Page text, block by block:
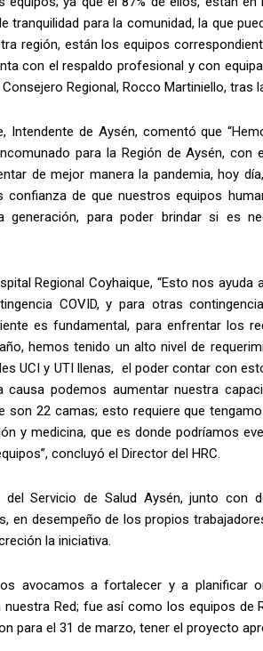
tranquilidad para la comunidad, la que
región, están los equipos
con el respaldo profesional y con
Regional, Rocco Martiniello, tras
Intendente de Aysén, comentó que
para la Región de Aysén, con
de mejor manera la pandemia, hoy
confianza de que nuestros equipos
generación, para poder brindar si es
Regional Coyhaique, “Esto nos
COVID, y para otras
es fundamental, para enfrentar los
hemos tenido un alto nivel de
UCI y UTI llenas, el poder contar con
causa podemos aumentar nuestra
son 22 camas; esto requiere que
y medicina, que es donde podríamos
concluyó el Director del HRC.
del Servicio de Salud Aysén, junto con
en desempeño de los propios
la iniciativa.
avocamos a fortalecer y a planificar
Red; fue así como los equipos de
para el 31 de marzo, tener el proyecto